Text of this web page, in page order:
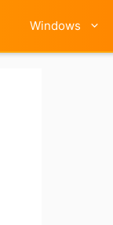
Windows